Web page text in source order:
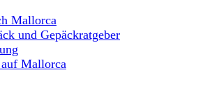
Mallorca
und Gepäckratgeber
Mallorca